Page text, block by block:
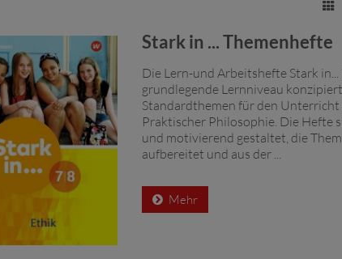
Stark in ... Themenhefte
Die Lern-und Arbeitshefte Stark
grundlegende Lernniveau
Standardthemen für den
Praktischer Philosophie. Die Hefte
und motivierend gestaltet, die
aufbereitet und aus der ...
Mehr